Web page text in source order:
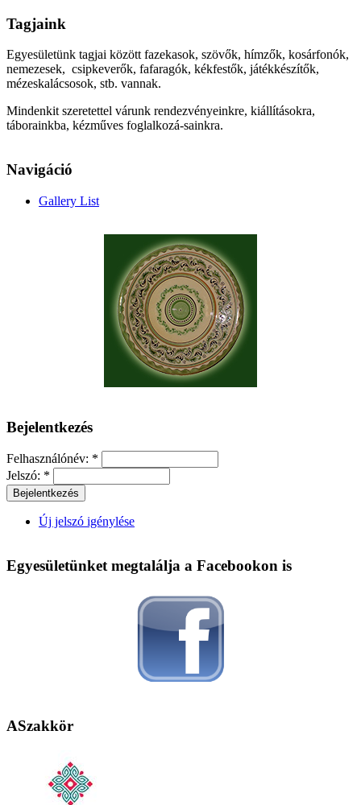
Tagjaink
Egyesületünk tagjai között fazekasok, szövők, hímzők, kosárfonók,
nemezesek, csipkeverők, fafaragók, kékfestők, játékkészítők,
mézeskalácsosok, stb. vannak.
Mindenkit szeretettel várunk rendezvényeinkre, kiállításokra,
táborainkba, kézműves foglalkozá-sainkra.
Navigáció
Gallery List
Bejelentkezés
Felhasználónév: *
Jelszó: *
Új jelszó igénylése
Egyesületünket megtalálja a Facebookon is
ASzakkör